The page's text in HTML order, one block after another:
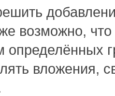
возможно,
определённых
вложения,